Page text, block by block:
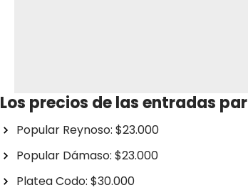
Los precios de las entradas
Popular Reynoso: $23.000
Popular Dámaso: $23.000
Platea Codo: $30.000